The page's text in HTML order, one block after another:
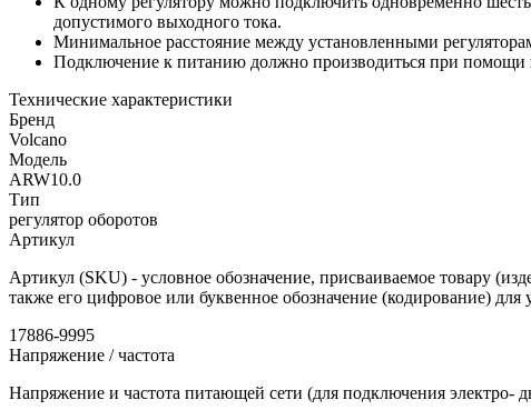
допустимого выходного тока.
Минимальное расстояние между установленными
Подключение к питанию должно производиться при помощи
Технические характеристики
Бренд
Volcano
Модель
ARW10.0
Тип
регулятор оборотов
Артикул
Артикул (SKU) - условное обозначение, присваиваемое товару
также его цифровое или буквенное обозначение (кодирование) для
17886-9995
Напряжение / частота
Напряжение и частота питающей сети (для подключения электро-